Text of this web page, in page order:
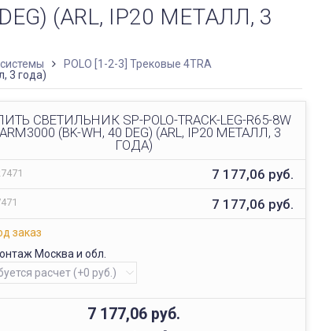
(ARL, IP20 МЕТАЛЛ, 3
POLO [1-2-3] Трековые 4TRA
3 года)
СВЕТИЛЬНИК SP-POLO-TRACK-LEG-R65-8W
(BK-WH, 40 DEG) (ARL, IP20 МЕТАЛЛ, 3
ГОДА)
7 177,06 руб.
7 177,06 руб.
заказ
Москва и обл.
7 177,06 руб.